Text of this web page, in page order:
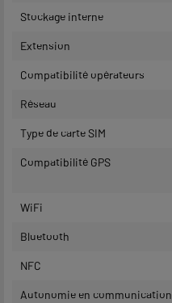
Stockage interne
Extension
Compatibilité opérateurs
Réseau
Type de carte SIM
Compatibilité GPS
WiFi
Bluetooth
NFC
Autonomie en communication